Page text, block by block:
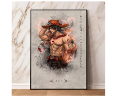
Plage
de
prix :
49,90€
à
69,90€